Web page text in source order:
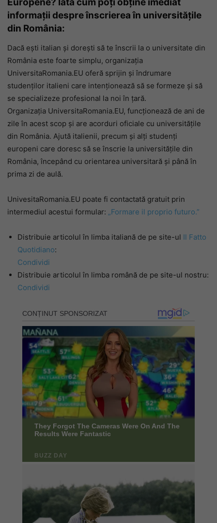
Europene? Iată cum poți obține imediat
informații despre înscrierea în universitățile
din România:
Dacă ești italian și dorești să te înscrii la o universitate din
România este foarte simplu, organizația
UniversitaRomania.EU oferă sprijin și îndrumare
studenților italieni care intenționează să se formeze și să
se specializeze profesional la noi în țară.
Organizația UniversitaRomania.EU, funcționează de ani de
zile în acest scop și are acorduri oficiale cu universitățile
din România. Ajută italienii, precum și alți studenți
europeni care doresc să se înscrie la universitățile din
România, începând cu orientarea universitară și până în
prima zi de aulă.
UnivesitaRomania.EU poate fi contactată gratuit prin
intermediul acestui formular: „Formare il proprio futuro.”
Distribuie articolul în limba italiană de pe site-ul Il Fatto
Quotidiano:
Condividi
Distribuie articolul în limba română de pe site-ul nostru:
Condividi